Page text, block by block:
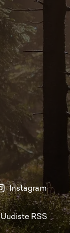
Instagram
Uudiste RSS